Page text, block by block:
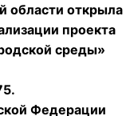
области открыла
проекта
среды»
Федерации